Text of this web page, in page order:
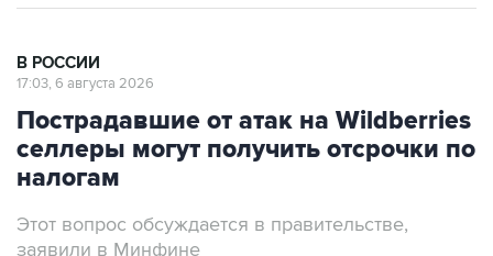
Пострадавшие от атак на Wildberries
селлеры могут получить отсрочки по
налогам
Этот вопрос обсуждается в правительстве,